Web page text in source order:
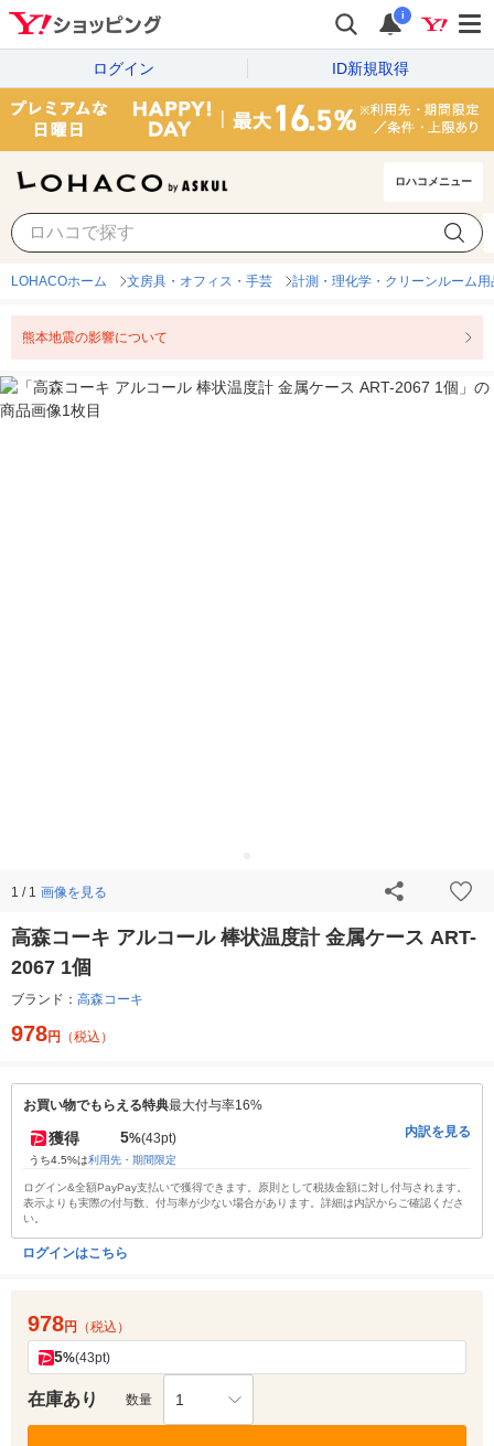
i
ログイン ID新規取得
ロハコメニュー
LOHACOホーム 文房具・オフィス・手芸 計測・理化学・クリーンルーム用
熊本地震の影響について
1 / 1 画像を見る
高森コーキ アルコール 棒状温度計 金属ケース ART-
2067 1個
ブランド： 高森コーキ
978円 （税込）
お買い物でもらえる特典最大付与率16%
獲得 5%(43pt)
うち4.5%は利用先・期間限定
内訳を見る
ログイン&全額PayPay支払いで獲得できます。原則として税抜金額に対し付与されます。
表示よりも実際の付与数、付与率が少ない場合があります。詳細は内訳からご確認くださ
い。
ログインはこちら
978円 （税込）
5%(43pt)
在庫あり 数量 1